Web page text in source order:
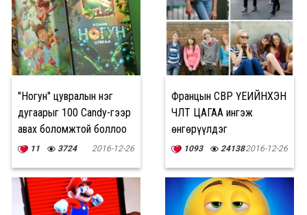
"Ногун" цувралын нэг
дугаарыг 100 Candy-гээр
авах боломжтой боллоо
11 3724 2016-12-26
Францын ӨСВӨР ҮЕИЙНХЭН
ЧӨЛӨӨТ ЦАГАА ингэж
өнгөрүүлдэг
1093 241382016-12-26